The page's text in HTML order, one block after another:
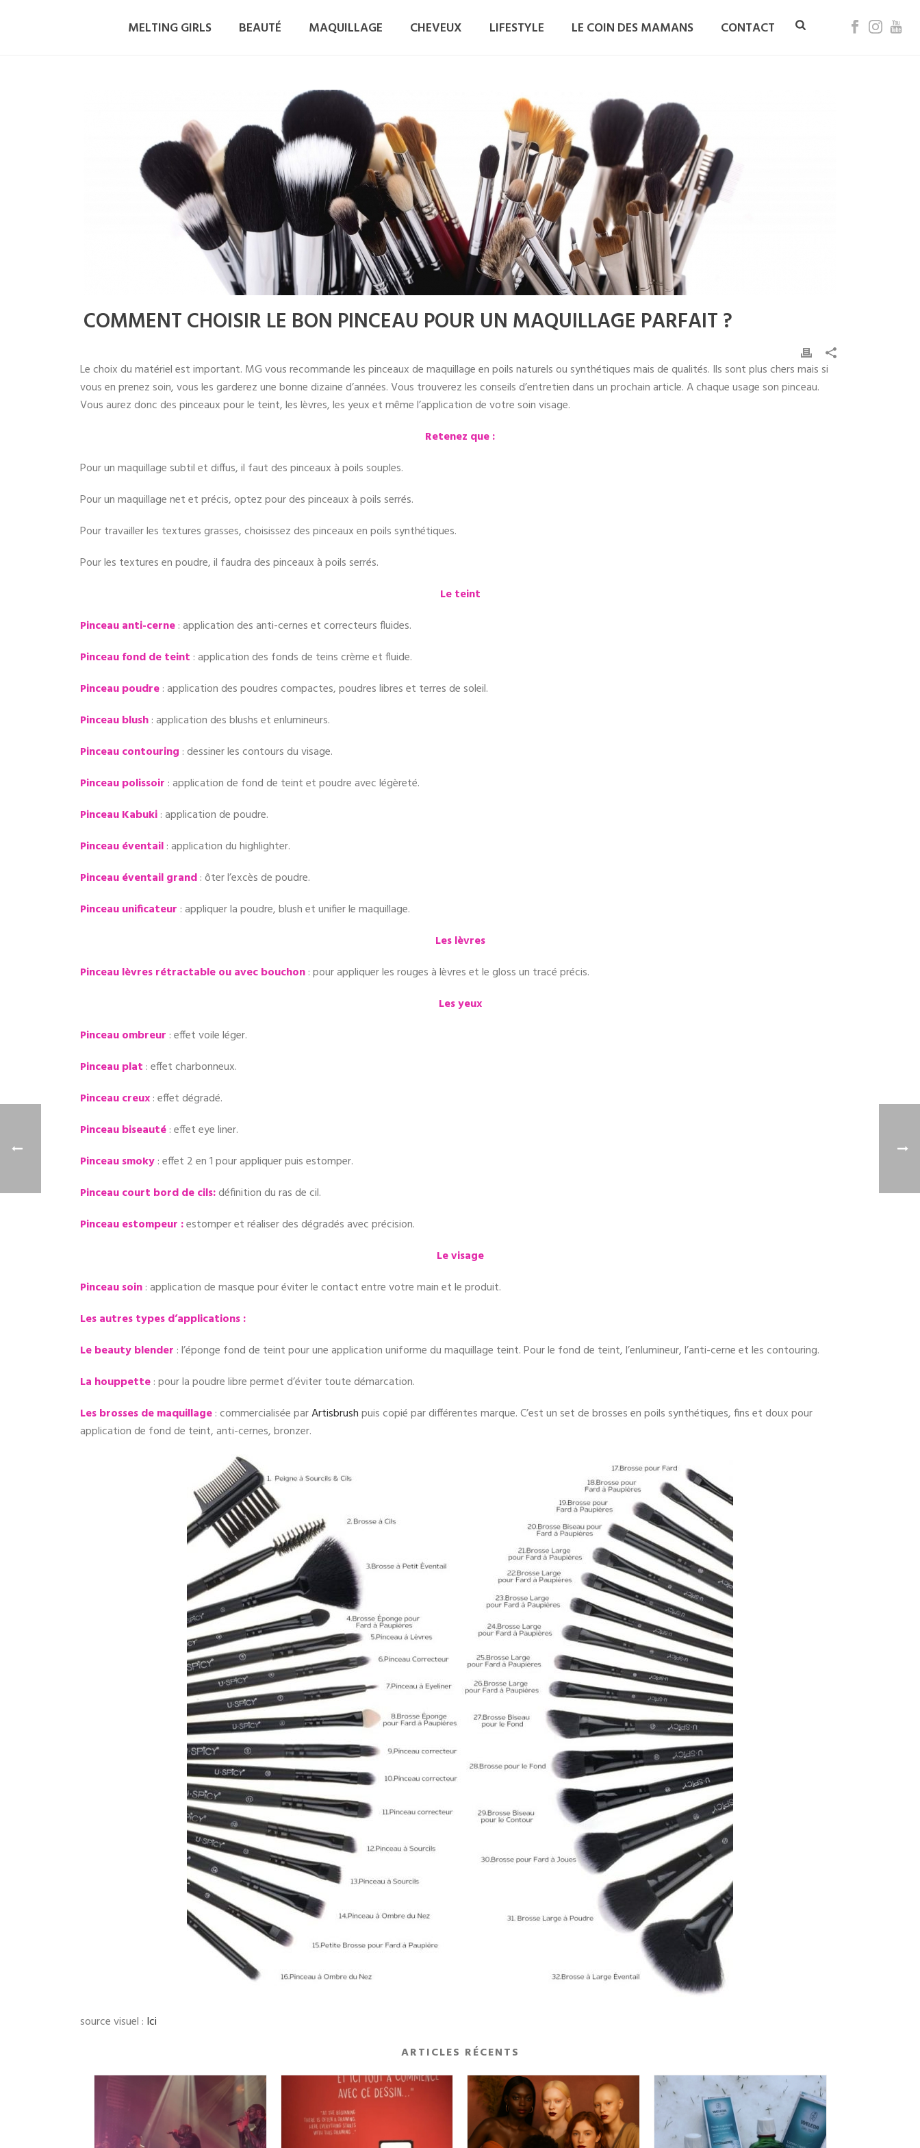
MELTING GIRLS BEAUTÉ MAQUILLAGE CHEVEUX LIFESTYLE LE COIN DES MAMANS CONTACT
COMMENT CHOISIR LE BON PINCEAU POUR UN MAQUILLAGE PARFAIT ?
Le choix du matériel est important. MG vous recommande les pinceaux de maquillage en poils naturels ou synthétiques mais de qualités. Ils sont plus chers mais si
vous en prenez soin, vous les garderez une bonne dizaine d’années. Vous trouverez les conseils d’entretien dans un prochain article. A chaque usage son pinceau.
Vous aurez donc des pinceaux pour le teint, les lèvres, les yeux et même l’application de votre soin visage.
Retenez que :
Pour un maquillage subtil et diffus, il faut des pinceaux à poils souples.
Pour un maquillage net et précis, optez pour des pinceaux à poils serrés.
Pour travailler les textures grasses, choisissez des pinceaux en poils synthétiques.
Pour les textures en poudre, il faudra des pinceaux à poils serrés.
Le teint
Pinceau anti-cerne: application des anti-cernes et correcteurs fluides.
Pinceau fond de teint : application des fonds de teins crème et fluide.
Pinceau poudre: application des poudres compactes, poudres libres et terres de soleil.
Pinceau blush: application des blushs et enlumineurs.
Pinceau contouring : dessiner les contours du visage.
Pinceau polissoir : application de fond de teint et poudre avec légèreté.
Pinceau Kabuki: application de poudre.
Pinceau éventail: application du highlighter.
Pinceau éventail grand: ôter l’excès de poudre.
Pinceau unificateur : appliquer la poudre, blush et unifier le maquillage.
Les lèvres
Pinceau lèvres rétractable ou avec bouchon: pour appliquer les rouges à lèvres et le gloss un tracé précis.
Les yeux
Pinceau ombreur : effet voile léger.
Pinceau plat : effet charbonneux.
Pinceau creux: effet dégradé.
Pinceau biseauté: effet eye liner.
Pinceau smoky: effet 2 en 1 pour appliquer puis estomper.
Pinceau court bord de cils:définition du ras de cil.
Pinceau estompeur :estomper et réaliser des dégradés avec précision.
Le visage
Pinceau soin: application de masque pour éviter le contact entre votre main et le produit.
Les autres types d’applications :
Le beauty blender : l’éponge fond de teint pour une application uniforme du maquillage teint. Pour le fond de teint, l’enlumineur, l’anti-cerne et les contouring.
La houppette: pour la poudre libre permet d’éviter toute démarcation.
Les brosses de maquillage: commercialisée parArtisbrushpuis copié par différentes marque. C’est un set de brosses en poils synthétiques, fins et doux pour
application de fond de teint, anti-cernes, bronzer.
source visuel : Ici
ARTICLES RÉCENTS